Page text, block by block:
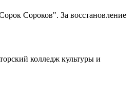
Сороков". За восстановление
колледж культуры и